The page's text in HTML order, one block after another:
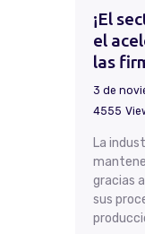
¡El
el
las
3 de
4555
La
gracias
sus